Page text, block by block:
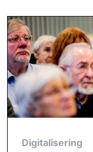
Digitalisering